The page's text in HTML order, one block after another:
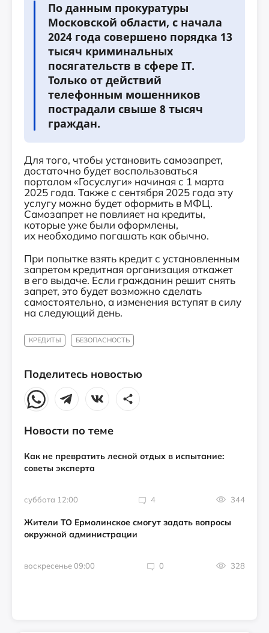
По данным прокуратуры
Московской области, с начала
2024 года совершено порядка 13
тысяч криминальных
посягательств в сфере IT.
Только от действий
телефонным мошенников
пострадали свыше 8 тысяч
граждан.
Для того, чтобы установить самозапрет,
достаточно будет воспользоваться
порталом «Госуслуги» начиная с 1 марта
2025 года. Также с сентября 2025 года эту
услугу можно будет оформить в МФЦ.
Самозапрет не повлияет на кредиты,
которые уже были оформлены,
их необходимо погашать как обычно.
При попытке взять кредит с установленным
запретом кредитная организация откажет
в его выдаче. Если гражданин решит снять
запрет, это будет возможно сделать
самостоятельно, а изменения вступят в силу
на следующий день.
КРЕДИТЫ БЕЗОПАСНОСТЬ
Поделитесь новостью
Новости по теме
Как не превратить лесной отдых в испытание:
советы эксперта
суббота 12:00 4 344
Жители ТО Ермолинское смогут задать вопросы
окружной администрации
воскресенье 09:00 0 328